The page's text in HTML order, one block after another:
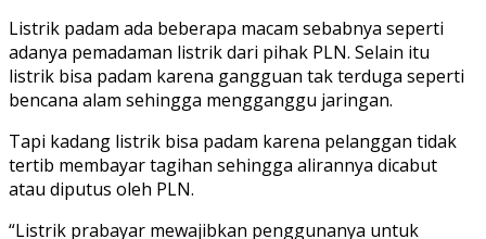
Listrik padam ada beberapa macam sebabnya seperti
adanya pemadaman listrik dari pihak PLN. Selain itu
listrik bisa padam karena gangguan tak terduga seperti
bencana alam sehingga mengganggu jaringan.
Tapi kadang listrik bisa padam karena pelanggan tidak
tertib membayar tagihan sehingga alirannya dicabut
atau diputus oleh PLN.
“Listrik prabayar mewajibkan penggunanya untuk